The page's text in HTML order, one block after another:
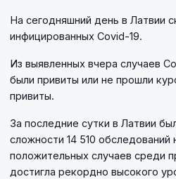
На сегодняшний день в Латвии
инфицированных Covid-19.
Из выявленных вчера случаев
были привиты или не прошли
привиты.
За последние сутки в Латвии
сложности 14 510 обследований
положительных случаев среди
достигла рекордно высокого